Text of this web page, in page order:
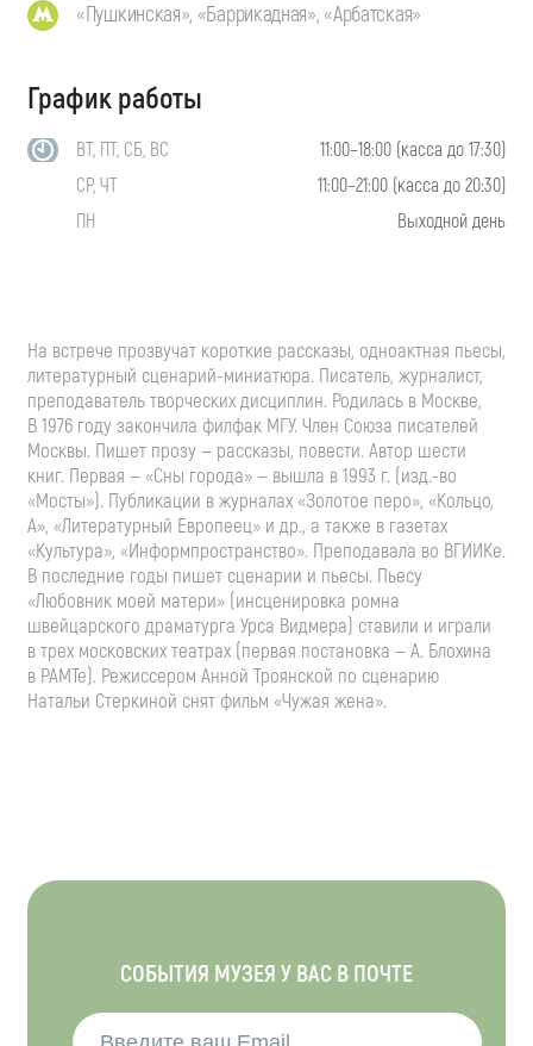
«Пушкинская», «Баррикадная», «Арбатская»
График работы
ВТ, ПТ, СБ, ВС
11:00–18:00 (касса до 17:30)
СР, ЧТ
11:00–21:00 (касса до 20:30)
ПН
Выходной день
На встрече прозвучат короткие рассказы, одноактная пьесы,
литературный сценарий-миниатюра. Писатель, журналист,
преподаватель творческих дисциплин. Родилась в Москве,
В 1976 году закончила филфак МГУ. Член Союза писателей
Москвы. Пишет прозу — рассказы, повести. Автор шести
книг. Первая — «Сны города» — вышла в 1993 г. (изд.-во
«Мосты»). Публикации в журналах «Золотое перо», «Кольцо,
А», «Литературный Европеец» и др., а также в газетах
«Культура», «Информпространство». Преподавала во ВГИИКе.
В последние годы пишет сценарии и пьесы. Пьесу
«Любовник моей матери» (инсценировка ромна
швейцарского драматурга Урса Видмера) ставили и играли
в трех московских театрах (первая постановка — А. Блохина
в РАМТе). Режиссером Анной Троянской по сценарию
Натальи Стеркиной снят фильм «Чужая жена».
СОБЫТИЯ МУЗЕЯ У ВАС В ПОЧТЕ